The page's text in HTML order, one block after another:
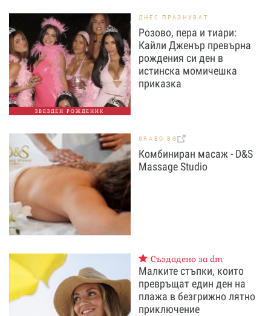
ЗВЕЗДЕН РОЖДЕНИК
ДНЕС ПРАЗНУВАТ
Розово, пера и тиари:
Кайли Дженър превърна
рождения си ден в
истинска момичешка
приказка
GRABO.BG
Комбиниран масаж - D&S
Massage Studio
Създадено за dm
Малките стъпки, които
превръщат един ден на
плажа в безгрижно лятно
приключение